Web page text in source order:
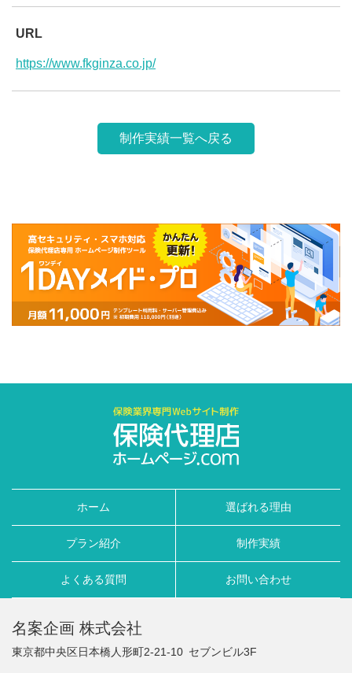
URL
https://www.fkginza.co.jp/
制作実績一覧へ戻る
ホーム 選ばれる理由
プラン紹介 制作実績
よくある質問 お問い合わせ
名案企画 株式会社
東京都中央区日本橋人形町2-21-10 セブンビル3F